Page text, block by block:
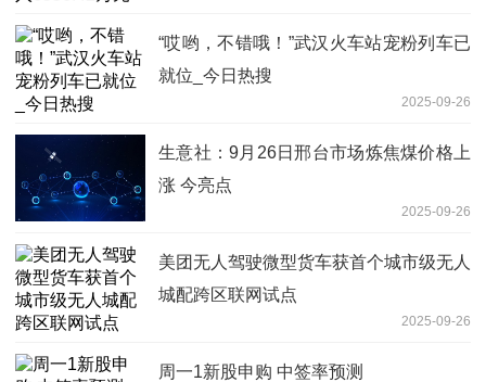
“哎哟，不错哦！”武汉火车站宠粉列车已
就位_今日热搜
2025-09-26
生意社：9月26日邢台市场炼焦煤价格上
涨 今亮点
2025-09-26
美团无人驾驶微型货车获首个城市级无人
城配跨区联网试点
2025-09-26
周一1新股申购 中签率预测